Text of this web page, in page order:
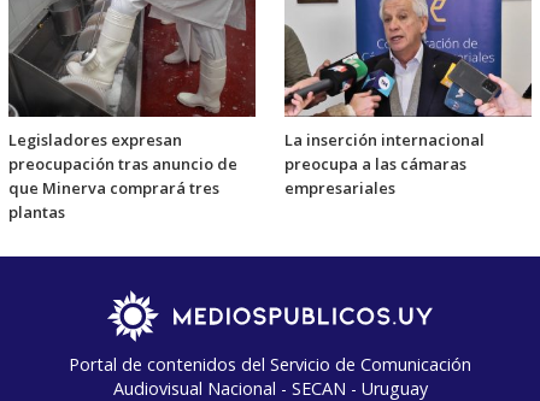
Legisladores expresan
preocupación tras anuncio de
que Minerva comprará tres
plantas
La inserción internacional
preocupa a las cámaras
empresariales
Portal de contenidos del Servicio de Comunicación
Audiovisual Nacional - SECAN - Uruguay